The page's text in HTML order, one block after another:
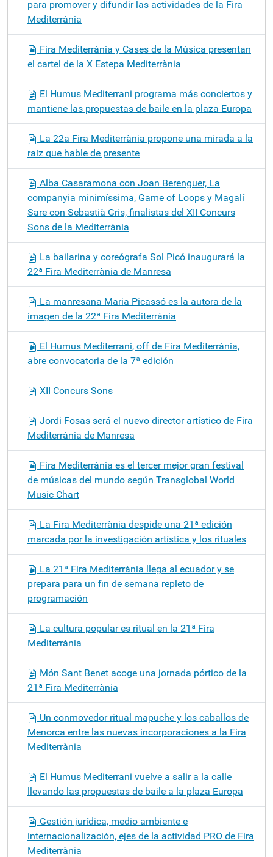
para promover y difundir las actividades de la Fira
Mediterrània
Fira Mediterrània y Cases de la Música presentan
el cartel de la X Estepa Mediterrània
El Humus Mediterrani programa más conciertos y
mantiene las propuestas de baile en la plaza Europa
La 22a Fira Mediterrània propone una mirada a la
raíz que hable de presente
Alba Casaramona con Joan Berenguer, La
companyia minimíssima, Game of Loops y Magalí
Sare con Sebastià Gris, finalistas del XII Concurs
Sons de la Mediterrània
La bailarina y coreógrafa Sol Picó inaugurará la
22ª Fira Mediterrània de Manresa
La manresana Maria Picassó es la autora de la
imagen de la 22ª Fira Mediterrània
El Humus Mediterrani, off de Fira Mediterrània,
abre convocatoria de la 7ª edición
XII Concurs Sons
Jordi Fosas será el nuevo director artístico de Fira
Mediterrània de Manresa
Fira Mediterrània es el tercer mejor gran festival
de músicas del mundo según Transglobal World
Music Chart
La Fira Mediterrània despide una 21ª edición
marcada por la investigación artística y los rituales
La 21ª Fira Mediterrània llega al ecuador y se
prepara para un fin de semana repleto de
programación
La cultura popular es ritual en la 21ª Fira
Mediterrània
Món Sant Benet acoge una jornada pórtico de la
21ª Fira Mediterrània
Un conmovedor ritual mapuche y los caballos de
Menorca entre las nuevas incorporaciones a la Fira
Mediterrània
El Humus Mediterrani vuelve a salir a la calle
llevando las propuestas de baile a la plaza Europa
Gestión jurídica, medio ambiente e
internacionalización, ejes de la actividad PRO de Fira
Mediterrània